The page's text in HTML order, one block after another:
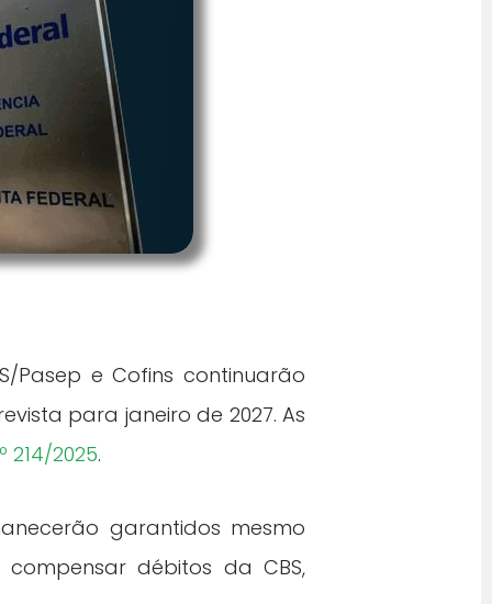
Pasep e Cofins continuarão
para janeiro de 2027. As
214/2025.
garantidos mesmo
débitos da CBS,